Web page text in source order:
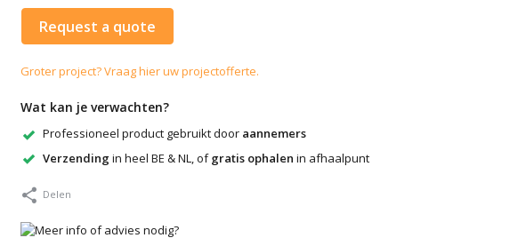
Request a quote
Groter project? Vraag hier uw projectofferte.
Wat kan je verwachten?
Professioneel product gebruikt door aannemers
Verzending in heel BE & NL, ofgratis ophalen in afhaalpunt
Delen